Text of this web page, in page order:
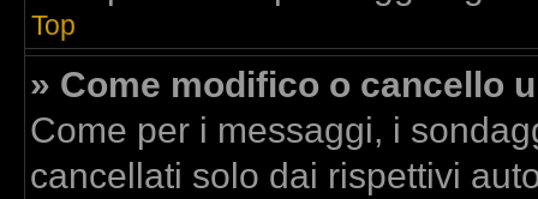
Top
» Come modifico o cancello
Come per i messaggi, i
cancellati solo dai rispettivi